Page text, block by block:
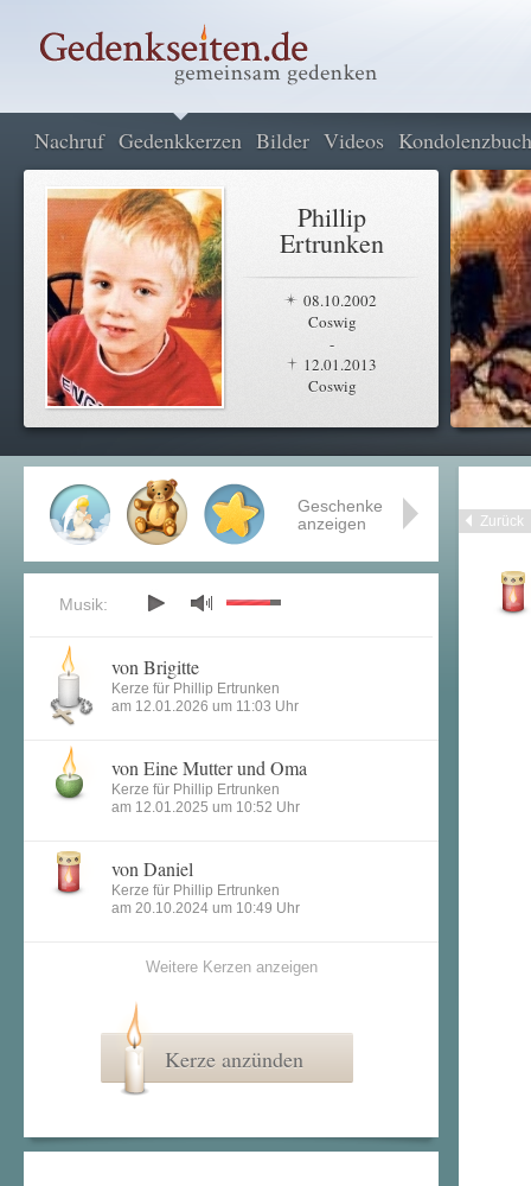
Nachruf Gedenkkerzen Bilder Videos Kondolenzbuch
Phillip
Ertrunken
08.10.2002
Coswig
-
12.01.2013
Coswig
Zurück
Geschenke
anzeigen
Musik:
von Brigitte
Kerze für Phillip Ertrunken
am 12.01.2026 um 11:03 Uhr
von Eine Mutter und Oma
Kerze für Phillip Ertrunken
am 12.01.2025 um 10:52 Uhr
von Daniel
Kerze für Phillip Ertrunken
am 20.10.2024 um 10:49 Uhr
Weitere Kerzen anzeigen
Kerze anzünden